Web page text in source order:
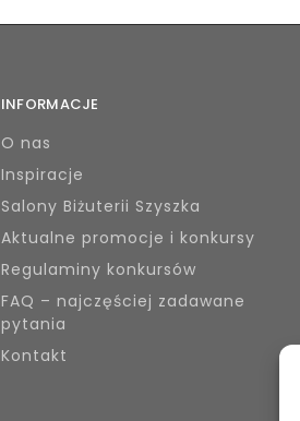
INFORMACJE
O nas
Inspiracje
Salony Biżuterii Szyszka
Aktualne promocje i konkursy
Regulaminy konkursów
FAQ – najczęściej zadawane
pytania
Kontakt